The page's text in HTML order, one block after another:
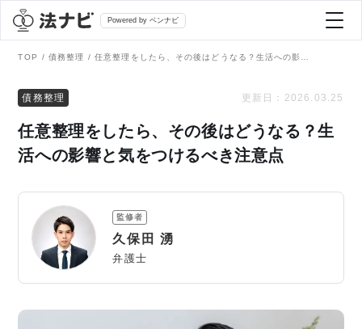
Powered by ベンナビ
全て
刑事事件
債務整理
弁護士を探す
AI Search Premium
掲載をご検討の弁護士の方へ
TOP 債務整理
債務整理 更新日： 2026.03.25
任意整理をしたら、その後はどうなる？生
活への影響と気をつけるべき注意点
監修者
久保田 湧
弁護士